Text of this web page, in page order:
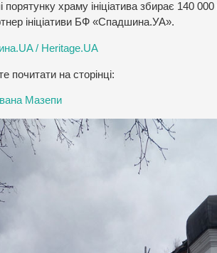
храму ініціатива збирає 140
ініціативи БФ «Спадшина.УА».
/ Heritage.UA
почитати на сторінці:
Мазепи